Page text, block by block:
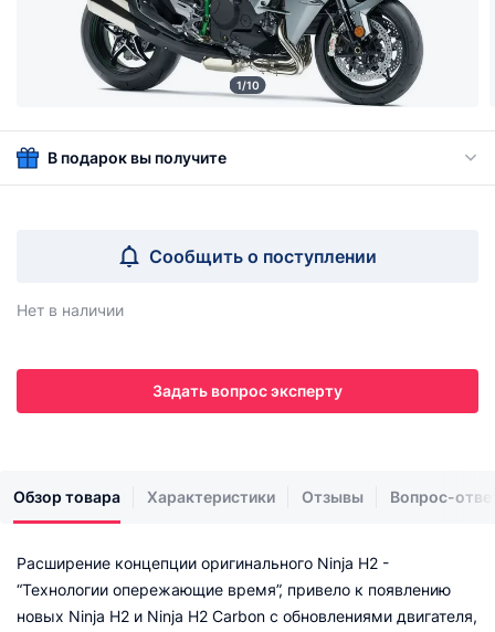
1/10
В подарок вы получите
Сообщить о поступлении
Нет в наличии
Задать вопрос эксперту
Обзор товара Характеристики Отзывы Вопрос-
Расширение концепции оригинального Ninja H2 -
“Технологии опережающие время”, привело к появлению
новых Ninja H2 и Ninja H2 Carbon с обновлениями двигателя,